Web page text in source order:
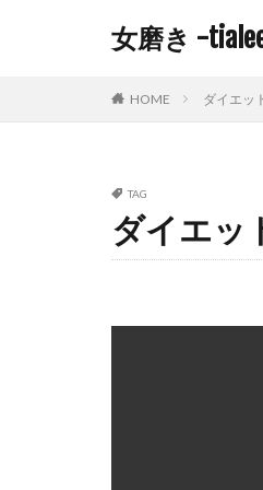
女磨き -
HOME ダイエッ
TAG
ダイエッ